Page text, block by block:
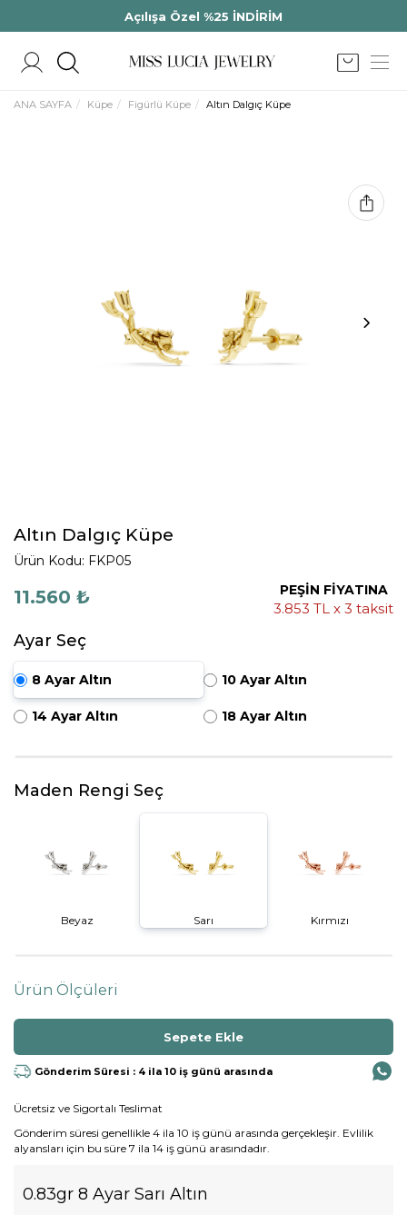
Açılışa Özel %25 İNDİRİM
ANA SAYFA Küpe Figürlü Küpe Altın Dalgıç Küpe
Altın Dalgıç Küpe
Ürün Kodu: FKP05
11.560 ₺ PEŞİN FİYATINA
3.853 TL x 3 taksit
Ayar Seç
8 Ayar Altın 10 Ayar Altın
14 Ayar Altın 18 Ayar Altın
Maden Rengi Seç
Beyaz Sarı Kırmızı
Ürün Ölçüleri
Gönderim Süresi : 4 ila 10 iş günü arasında
Ücretsiz ve Sigortalı Teslimat
Gönderim süresi genellikle 4 ila 10 iş günü arasında gerçekleşir. Evlilik
alyansları için bu süre 7 ila 14 iş günü arasındadır.
0.83gr 8 Ayar Sarı Altın